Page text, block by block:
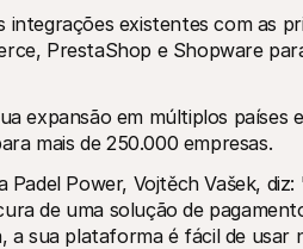
existentes com as
PrestaShop e Shopware
expansão em múltiplos países
mais de 250.000 empresas.
Power, Vojtěch Vašek,
de uma solução de
sua plataforma é fácil de usar